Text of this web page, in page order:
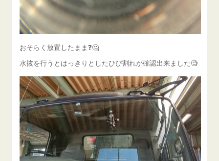
おそらく放置したまま❓️🤔
水抜を行うとはっきりとしたひび割れが確認出来ました🧐